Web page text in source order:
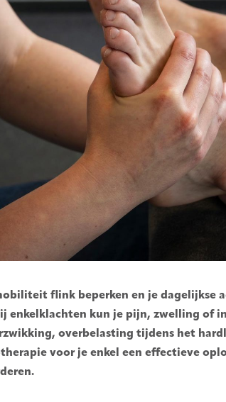
flink beperken en je dagelijkse
enkelklachten kun je pijn, zwelling of
overbelasting tijdens het
voor je enkel een effectieve